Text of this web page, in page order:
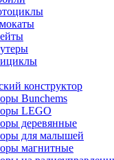
конструктор
Bunchems
LEGO
деревянные
для малышей
магнитные